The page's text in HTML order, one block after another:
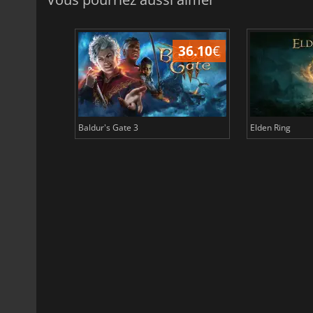
36.10€
Baldur's Gate 3 Elden Ring